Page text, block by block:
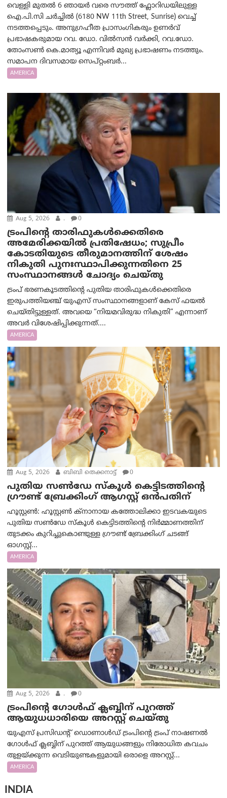
വെള്ളി മുതൽ 6 ഞായർ വരെ സൗത്ത് ഫ്ലോറിഡയിലുള്ള
ഐ.പി.സി ചർച്ചിൽ (6180 NW 11th Street, Sunrise) വെച്ച്
നടത്തപ്പെടും. അനുഗ്രഹീത പ്രാസംഗികരും ഉണർവ്
പ്രഭാഷകരുമായ റവ. ഡോ. വിൽസൻ വർക്കി, റവ.ഡോ.
തോംസൺ കെ.മാത്യൂ എന്നിവർ മുഖ്യ പ്രഭാഷണം നടത്തും.
സമാപന ദിവസമായ സെപ്റ്റംബർ...
AMERICA
Aug 5, 2026 . 0
ട്രംപിന്റെ താരിഫുകൾക്കെതിരെ
അമേരിക്കയില്‍ പ്രതിഷേധം; സുപ്രീം
കോടതിയുടെ തീരുമാനത്തിന് ശേഷം
നികുതി പുനഃസ്ഥാപിക്കുന്നതിനെ 25
സംസ്ഥാനങ്ങൾ ചോദ്യം ചെയ്തു
ട്രംപ് ഭരണകൂടത്തിന്റെ പുതിയ താരിഫുകൾക്കെതിരെ
ഇരുപത്തിയഞ്ച് യുഎസ് സംസ്ഥാനങ്ങളാണ് കേസ് ഫയൽ
ചെയ്തിട്ടുള്ളത്. അവയെ “നിയമവിരുദ്ധ നികുതി” എന്നാണ്
അവര്‍ വിശേഷിപ്പിക്കുന്നത്....
AMERICA
Aug 5, 2026 ബിബി തെക്കനാട്ട് 0
പുതിയ സൺഡേ സ്കൂൾ കെട്ടിടത്തിന്റെ
ഗ്രൗണ്ട് ബ്രേക്കിംഗ് ആഗസ്റ്റ് ഒൻപതിന്
ഹൂസ്റ്റൺ: ഹൂസ്റ്റൺ ക്നാനായ കത്തോലിക്കാ ഇടവകയുടെ
പുതിയ സൺഡേ സ്കൂൾ കെട്ടിടത്തിന്റെ നിർമ്മാണത്തിന്
തുടക്കം കുറിച്ചുകൊണ്ടുള്ള ഗ്രൗണ്ട് ബ്രേക്കിംഗ് ചടങ്ങ്
ഓഗസ്റ്റ്...
AMERICA
Aug 5, 2026 . 0
ട്രംപിന്റെ ഗോൾഫ് ക്ലബ്ബിന് പുറത്ത്
ആയുധധാരിയെ അറസ്റ്റ് ചെയ്തു
യുഎസ് പ്രസിഡന്റ് ഡൊണാൾഡ് ട്രംപിന്റെ ട്രംപ് നാഷണൽ
ഗോൾഫ് ക്ലബ്ബിന് പുറത്ത് ആയുധങ്ങളും നിരോധിത കവചം
തുളയ്ക്കുന്ന വെടിയുണ്ടകളുമായി ഒരാളെ അറസ്റ്റ്...
AMERICA
INDIA